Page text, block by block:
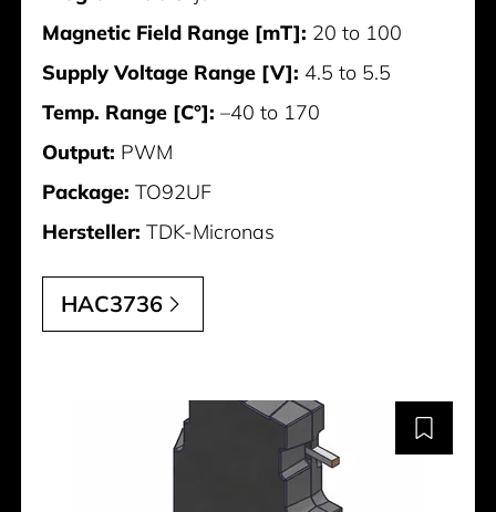
Magnetic Field Range [mT]: 20 to 100
Supply Voltage Range [V]: 4.5 to 5.5
Temp. Range [C°]: –40 to 170
Output: PWM
Package: TO92UF
Hersteller: TDK-Micronas
HAC3736